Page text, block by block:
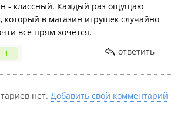
- классный. Каждый раз ощущаю
который в магазин игрушек случайно
все прям хочется.
1 ответить
нет. Добавить свой комментарий